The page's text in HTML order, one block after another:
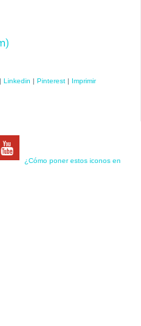
| Linkedin | Pinterest | Imprimir
¿Cómo poner estos iconos en